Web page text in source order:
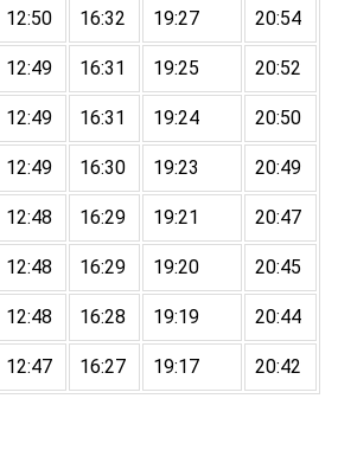
12:50 16:32 19:27 20:54
12:49 16:31 19:25 20:52
12:49 16:31 19:24 20:50
12:49 16:30 19:23 20:49
12:48 16:29 19:21 20:47
12:48 16:29 19:20 20:45
12:48 16:28 19:19 20:44
12:47 16:27 19:17 20:42